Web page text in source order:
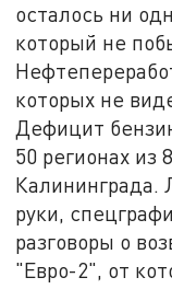
осталось ни
который не
которых не
Дефицит
50 регионах из
Калининграда.
руки,
разговоры о
"Евро-2", от